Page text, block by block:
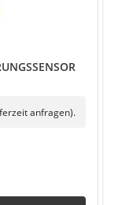
anfragen).